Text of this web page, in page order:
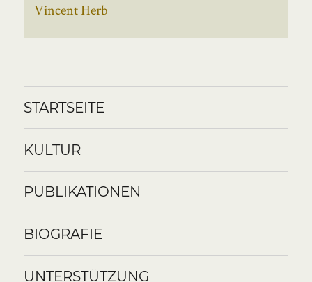
Vincent Herb
STARTSEITE
KULTUR
PUBLIKATIONEN
BIOGRAFIE
UNTERSTÜTZUNG